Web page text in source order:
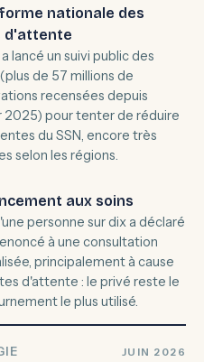
nationale des
d'attente
lancé un suivi public des
de 57 millions de
recensées depuis
2025) pour tenter de réduire
du SSN, encore très
selon les régions.
aux soins
personne sur dix a déclaré
à une consultation
principalement à cause
d'attente : le privé reste le
le plus utilisé.
JUIN 2026